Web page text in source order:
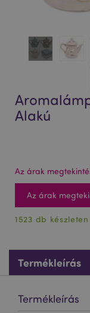
Alakú
Az árak
Az árak
1523 db készleten
Termékleírás
Termékleírás